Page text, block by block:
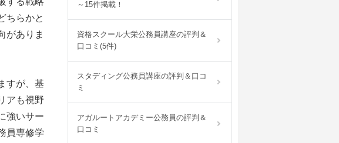
ちらかと
がありま
すが、基
アも視野
強いサー
員専修学
～15件掲載！
資格スクール大栄公務員講座の評判＆
口コミ(5件)
スタディング公務員講座の評判＆口コ
ミ
アガルートアカデミー公務員の評判＆
口コミ